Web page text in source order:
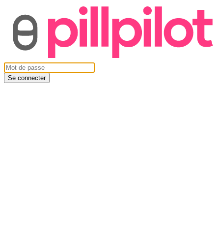
Se connecter